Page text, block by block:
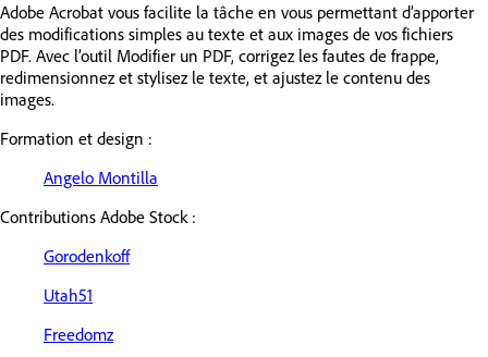
Adobe Acrobat vous facilite la tâche en vous permettant d’apporter
des modifications simples au texte et aux images de vos fichiers
PDF. Avec l’outil Modifier un PDF, corrigez les fautes de frappe,
redimensionnez et stylisez le texte, et ajustez le contenu des
images.
Formation et design :
Angelo Montilla
Contributions Adobe Stock :
Gorodenkoff
Utah51
Freedomz